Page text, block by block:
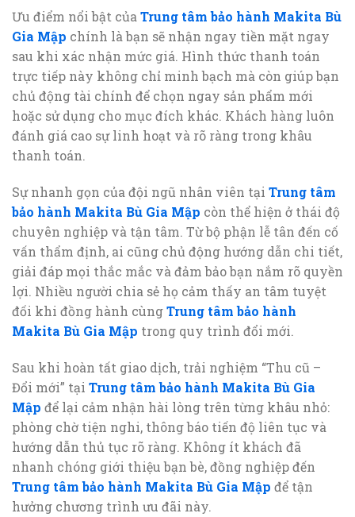
Ưu điểm nổi bật củaTrung tâm bảo hành Makita Bù
Gia Mập chính là bạn sẽ nhận ngay tiền mặt ngay
sau khi xác nhận mức giá. Hình thức thanh toán
trực tiếp này không chỉ minh bạch mà còn giúp bạn
chủ động tài chính để chọn ngay sản phẩm mới
hoặc sử dụng cho mục đích khác. Khách hàng luôn
đánh giá cao sự linh hoạt và rõ ràng trong khâu
thanh toán.
Sự nhanh gọn của đội ngũ nhân viên tại Trung tâm
bảo hành Makita Bù Gia Mập còn thể hiện ở thái độ
chuyên nghiệp và tận tâm. Từ bộ phận lễ tân đến cố
vấn thẩm định, ai cũng chủ động hướng dẫn chi tiết,
giải đáp mọi thắc mắc và đảm bảo bạn nắm rõ quyền
lợi. Nhiều người chia sẻ họ cảm thấy an tâm tuyệt
đối khi đồng hành cùngTrung tâm bảo hành
Makita Bù Gia Mập trong quy trình đổi mới.
Sau khi hoàn tất giao dịch, trải nghiệm “Thu cũ –
Đổi mới” tại Trung tâm bảo hành Makita Bù Gia
Mập để lại cảm nhận hài lòng trên từng khâu nhỏ:
phòng chờ tiện nghi, thông báo tiến độ liên tục và
hướng dẫn thủ tục rõ ràng. Không ít khách đã
nhanh chóng giới thiệu bạn bè, đồng nghiệp đến
Trung tâm bảo hành Makita Bù Gia Mập để tận
hưởng chương trình ưu đãi này.